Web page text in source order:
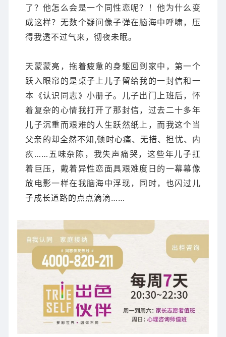
了？他怎么会是一个同性恋呢？！他为什么变
成这样？无数个疑问像子弹在脑海中呼啸，压
得我透不过气来，彻夜未眠。
天蒙蒙亮，拖着疲惫的身躯回到家中，第一个
跃入眼帘的是桌子上儿子留给我的一封信和一
本《认识同志》小册子。儿子出门上班后，怀
着复杂的心情我打开了那封信，过去二十多年
儿子沉重而艰难的人生跃然纸上，而我这个当
父亲的却全然不知,顿时心痛、无措、担忧、内
疚……五味杂陈，我失声痛哭，这些年儿子扛
着巨压，戴着异性恋面具艰难度日的一幕幕像
放电影一样在我脑海中浮现，同时，也闪过儿
子成长道路的点点滴滴……